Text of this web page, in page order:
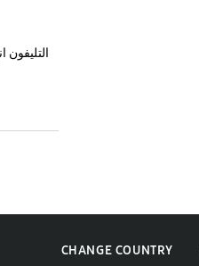
CHANGE COUNTRY